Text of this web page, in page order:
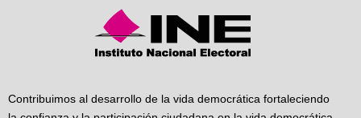
Contribuimos al desarrollo de la vida democrática fortaleciendo